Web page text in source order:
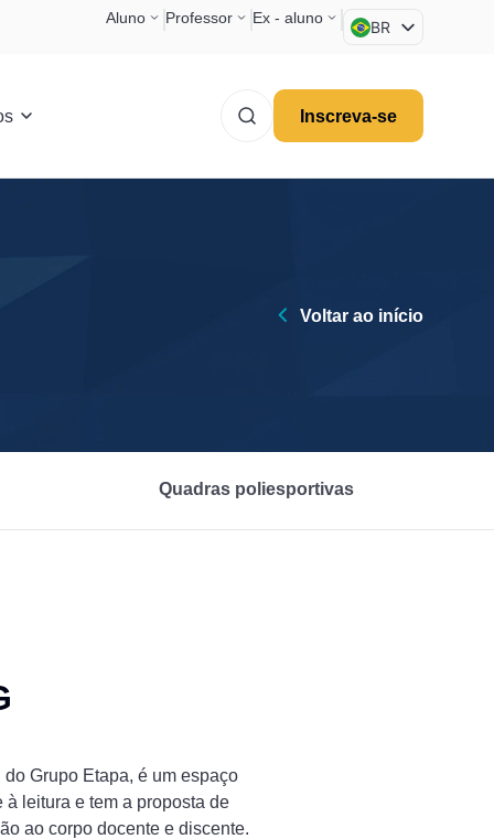
Aluno Professor Ex - aluno
BR
ES
Inscreva-se
Voltar ao início
Quadras poliesportivas
Grupo Etapa, é um espaço
leitura e tem a proposta de
ao corpo docente e discente.